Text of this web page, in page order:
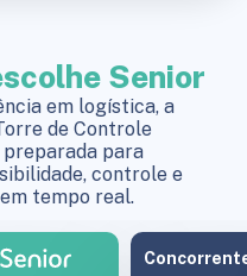
Senior
em logística, a
de Controle
para
controle e
tempo real.